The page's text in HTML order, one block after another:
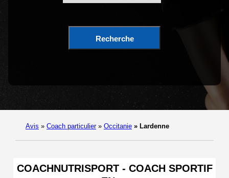
Recherche
Avis » Coach particulier » Occitanie » Lardenne
COACHNUTRISPORT - COACH SPORTIF